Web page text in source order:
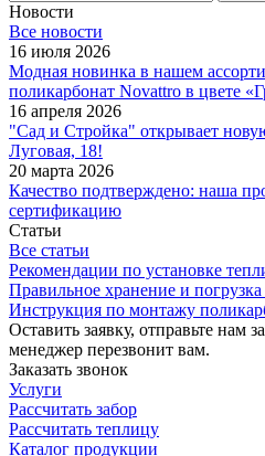
Новости
Все новости
16 июля 2026
Модная новинка в нашем
поликарбонат Novattro в цвете
16 апреля 2026
"Сад и Стройка" открывает
Луговая, 18!
20 марта 2026
Качество подтверждено: наша
сертификацию
Статьи
Все статьи
Рекомендации по установке
Правильное хранение и
Инструкция по монтажу
Оставить заявку, отправьте
менеджер перезвонит вам.
Заказать звонок
Услуги
Рассчитать забор
Рассчитать теплицу
Каталог продукции